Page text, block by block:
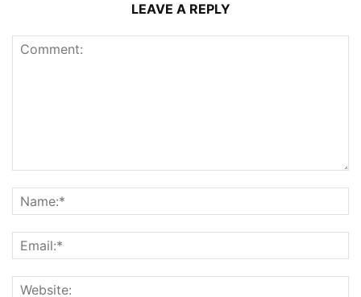
LEAVE A REPLY